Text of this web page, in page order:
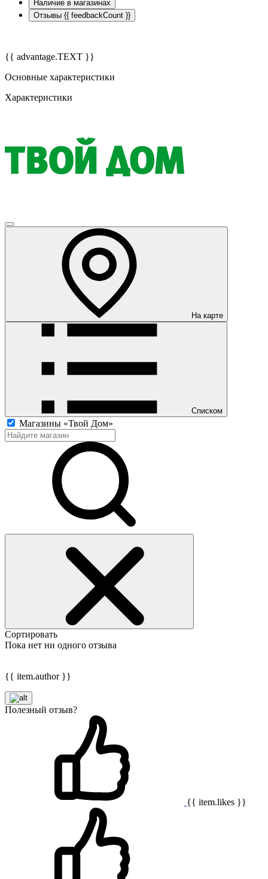
Наличие в магазинах
Отзывы {{ feedbackCount }}
{{ advantage.TEXT }}
Основные характеристики
Характеристики
На карте
Списком
Магазины «Твой Дом»
Сортировать
Пока нет ни одного отзыва
{{ item.author }}
Полезный отзыв?
{{ item.likes }}